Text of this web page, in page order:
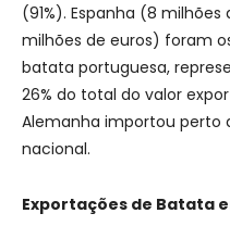
(91%). Espanha (8
milhões de euros) foram
batata portuguesa,
26% do total do valor
Alemanha importou perto
nacional.
Exportações de Batata